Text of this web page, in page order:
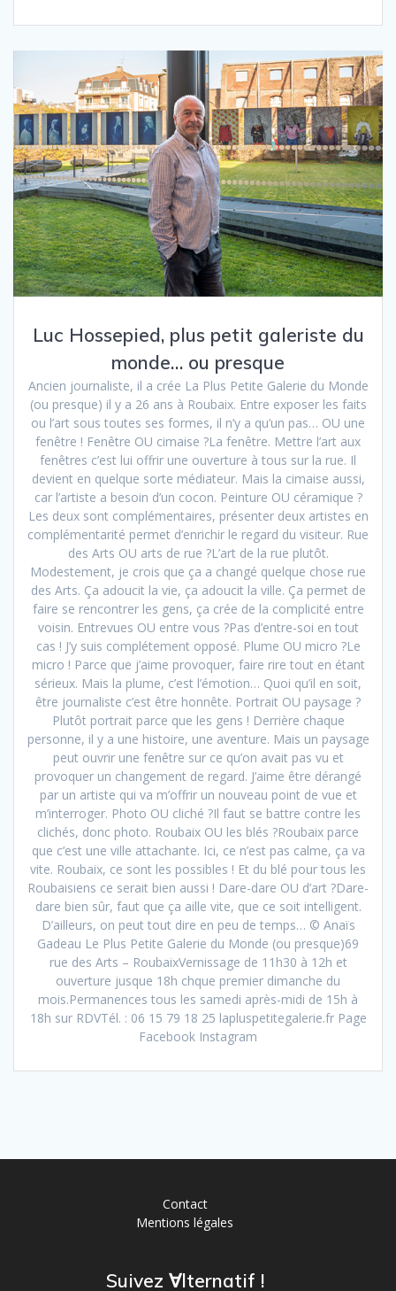
Luc Hossepied, plus petit galeriste du
monde… ou presque
Ancien journaliste, il a crée La Plus Petite Galerie du Monde
(ou presque) il y a 26 ans à Roubaix. Entre exposer les faits
ou l’art sous toutes ses formes, il n’y a qu’un pas… OU une
fenêtre ! Fenêtre OU cimaise ?La fenêtre. Mettre l’art aux
fenêtres c’est lui offrir une ouverture à tous sur la rue. Il
devient en quelque sorte médiateur. Mais la cimaise aussi,
car l’artiste a besoin d’un cocon. Peinture OU céramique ?
Les deux sont complémentaires, présenter deux artistes en
complémentarité permet d’enrichir le regard du visiteur. Rue
des Arts OU arts de rue ?L’art de la rue plutôt.
Modestement, je crois que ça a changé quelque chose rue
des Arts. Ça adoucit la vie, ça adoucit la ville. Ça permet de
faire se rencontrer les gens, ça crée de la complicité entre
voisin. Entrevues OU entre vous ?Pas d’entre-soi en tout
cas ! J’y suis complétement opposé. Plume OU micro ?Le
micro ! Parce que j’aime provoquer, faire rire tout en étant
sérieux. Mais la plume, c’est l’émotion… Quoi qu’il en soit,
être journaliste c’est être honnête. Portrait OU paysage ?
Plutôt portrait parce que les gens ! Derrière chaque
personne, il y a une histoire, une aventure. Mais un paysage
peut ouvrir une fenêtre sur ce qu’on avait pas vu et
provoquer un changement de regard. J’aime être dérangé
par un artiste qui va m’offrir un nouveau point de vue et
m’interroger. Photo OU cliché ?Il faut se battre contre les
clichés, donc photo. Roubaix OU les blés ?Roubaix parce
que c’est une ville attachante. Ici, ce n’est pas calme, ça va
vite. Roubaix, ce sont les possibles ! Et du blé pour tous les
Roubaisiens ce serait bien aussi ! Dare-dare OU d’art ?Dare-
dare bien sûr, faut que ça aille vite, que ce soit intelligent.
D’ailleurs, on peut tout dire en peu de temps… © Anaïs
Gadeau Le Plus Petite Galerie du Monde (ou presque)69
rue des Arts – RoubaixVernissage de 11h30 à 12h et
ouverture jusque 18h chque premier dimanche du
mois.Permanences tous les samedi après-midi de 15h à
18h sur RDVTél. : 06 15 79 18 25 lapluspetitegalerie.fr Page
Facebook Instagram
Contact
Mentions légales
Suivez ∀lternatif !